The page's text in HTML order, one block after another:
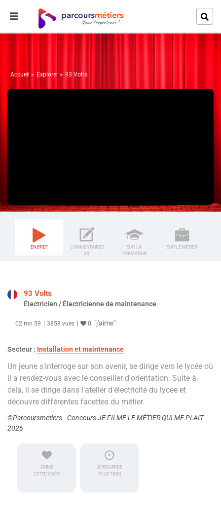
Accueil Explorer 93 Volts
EN BREF
COMMENTAIRES
(0)
SUR LA
FORMATION
SUR LE MÉTIER
93 Volts
Électricien / Électricienne de maintenance
02 mn 59 3858 vues 0 "j'aime"
Secteur : Installation et maintenance
Un jeune s'interroge sur son avenir, se dirige vers le lycée où
il a rendez-vous avec le conseiller d'orientation. Suite à
cela, il se dirige dans l'atelier d'électricité du lycée et
découvre différentes facettes du métier.
©Parcoursmetiers - Concours JE FILME LE MÉTIER QUI ME PLAIT
2026
J'AIME
CETTE VIDÉO
JE REGARDE
PLUS TARD